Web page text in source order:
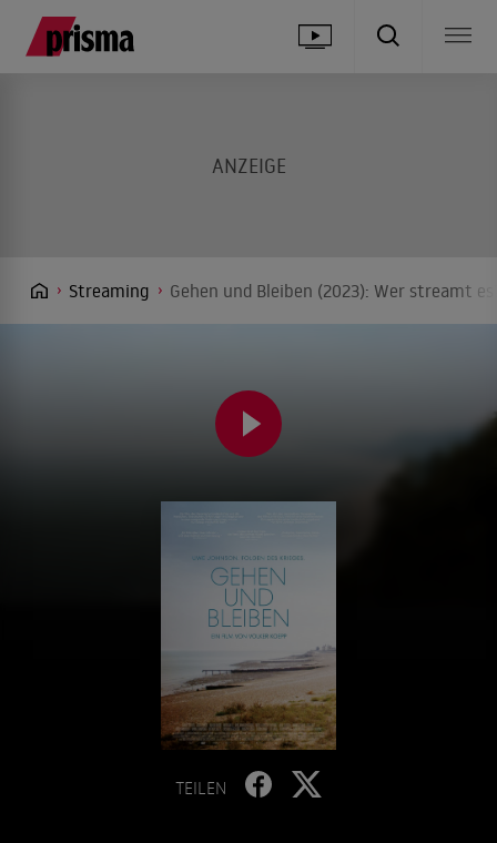
Streaming Gehen und Bleiben (2023): Wer streamt
TEILEN